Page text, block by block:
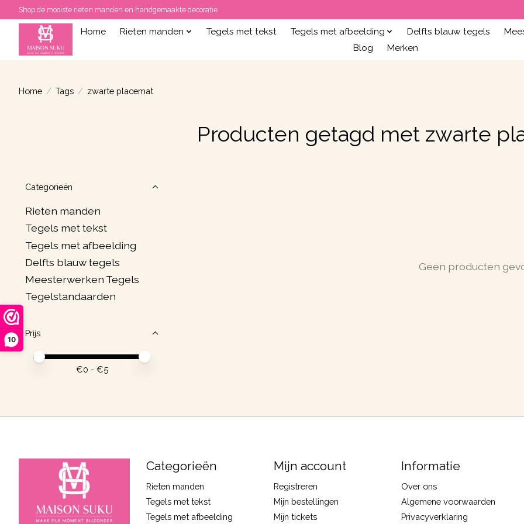
10
Shop de mooiste rieten manden en handgemaakte decoratie
Home Rieten manden Tegels met tekst Tegels met afbeelding Delfts blauw tegels
Blog
Merken
Home / Tags / zwarte placemat
Producten getagd met zwarte
Categorieën
Rieten manden
Tegels met tekst
Tegels met afbeelding
Delfts blauw tegels
Meesterwerken Tegels
Tegelstandaarden
Prijs
Minimale prijswaarde
Price maximum value
€0 - €5
Geen producten
Categorieën
Rieten manden
Tegels met tekst
Tegels met afbeelding
Mijn account
Registreren
Mijn bestellingen
Mijn tickets
Informatie
Over ons
Algemene voorwaarden
Privacyverklaring